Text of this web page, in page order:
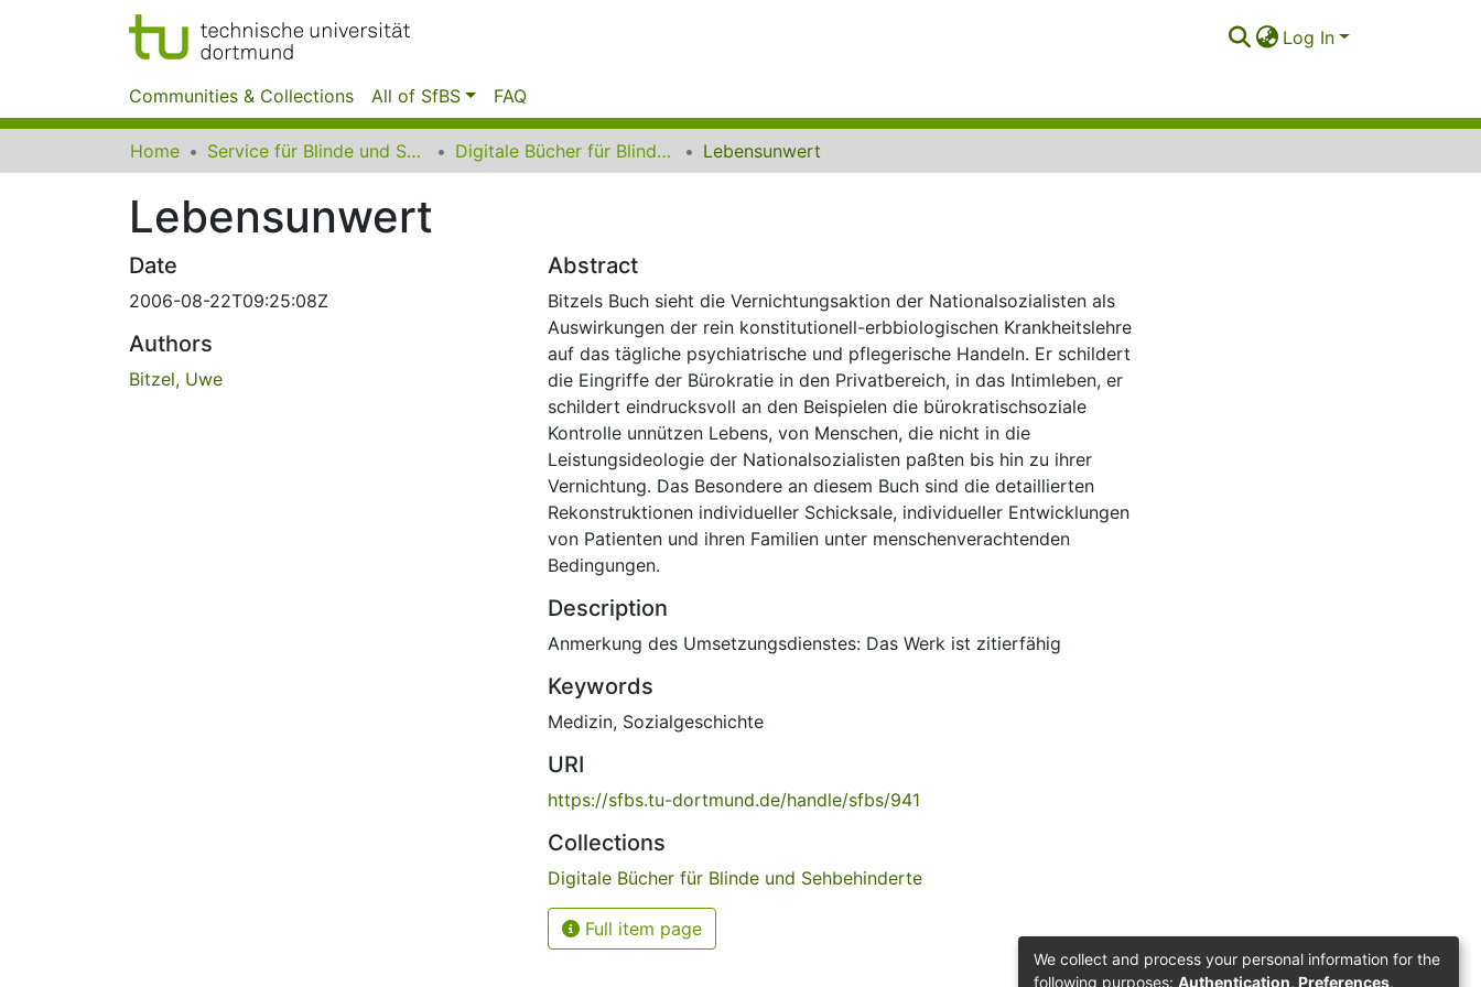
Log In
Communities & Collections All of SfBS FAQ
Home Service für Blinde und Sehbehinderte der UB Dortmund Digitale Bücher für Blinde und Sehbehinderte Lebensunwert
Lebensunwert
Date
2006-08-22T09:25:08Z
Authors
Bitzel, Uwe
Abstract
Bitzels Buch sieht die Vernichtungsaktion der Nationalsozialisten als
Auswirkungen der rein konstitutionell-erbbiologischen Krankheitslehre
auf das tägliche psychiatrische und pflegerische Handeln. Er schildert
die Eingriffe der Bürokratie in den Privatbereich, in das Intimleben, er
schildert eindrucksvoll an den Beispielen die bürokratischsoziale
Kontrolle unnützen Lebens, von Menschen, die nicht in die
Leistungsideologie der Nationalsozialisten paßten bis hin zu ihrer
Vernichtung. Das Besondere an diesem Buch sind die detaillierten
Rekonstruktionen individueller Schicksale, individueller Entwicklungen
von Patienten und ihren Familien unter menschenverachtenden
Bedingungen.
Description
Anmerkung des Umsetzungsdienstes: Das Werk ist zitierfähig
Keywords
Medizin, Sozialgeschichte
URI
https://sfbs.tu-dortmund.de/handle/sfbs/941
Collections
Digitale Bücher für Blinde und Sehbehinderte
Full item page
We collect and process your personal information for the
following purposes: Authentication, Preferences,